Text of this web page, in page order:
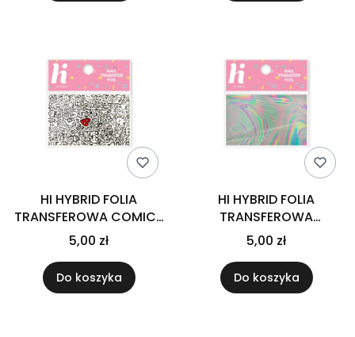
HI HYBRID FOLIA
TRANSFEROWA COMICS
#03
5,00 zł
Do koszyka
HI HYBRID FOLIA
TRANSFEROWA
GASOLINE #05
5,00 zł
Do koszyka